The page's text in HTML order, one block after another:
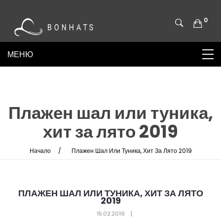
0
Плажен шал или туника,
хит за лято 2019
Начало Плажен Шал Или Туника, Хит За Лято 2019
ПЛАЖЕН ШАЛ ИЛИ ТУНИКА, ХИТ ЗА ЛЯТО
2019
15.02.2019